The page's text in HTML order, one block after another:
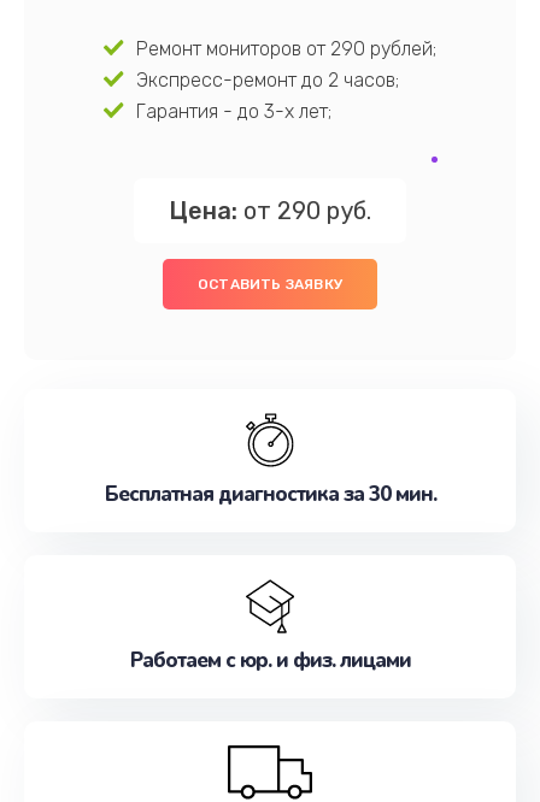
Ремонт мониторов от 290 рублей;
Экспресс-ремонт до 2 часов;
Гарантия - до 3-х лет;
Цена: от 290 руб.
ОСТАВИТЬ ЗАЯВКУ
Бесплатная диагностика за 30 мин.
Работаем с юр. и физ. лицами